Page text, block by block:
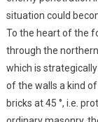
situation could
To the heart of the
through the
which is
of the walls a kind
bricks at 45 °, i.e.